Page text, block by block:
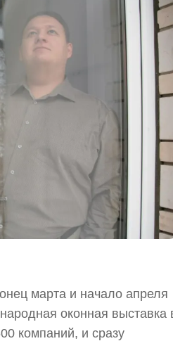
марта и начало апреля
оконная выставка
компаний, и сразу